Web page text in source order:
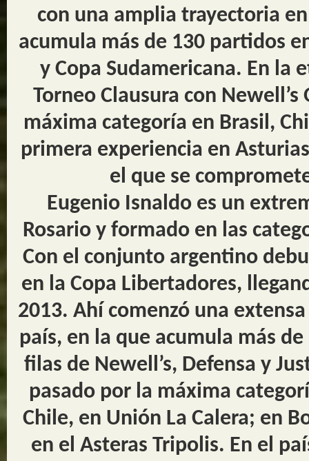
con una amplia trayectoria
acumula más de 130 partidos
y Copa Sudamericana. En la
Torneo Clausura con
máxima categoría en Brasil,
primera experiencia en
el que se
Eugenio Isnaldo es un
Rosario y formado en las
Con el conjunto argentino
en la Copa Libertadores,
2013. Ahí comenzó una
país, en la que acumula más
filas de Newell’s, Defensa y
pasado por la máxima
Chile, en Unión La Calera; en
en el Asteras Tripolis. En el